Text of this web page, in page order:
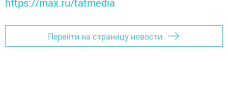
Перейти на страницу новости